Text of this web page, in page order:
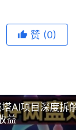
赞 (0)
AI项目深度拆
益